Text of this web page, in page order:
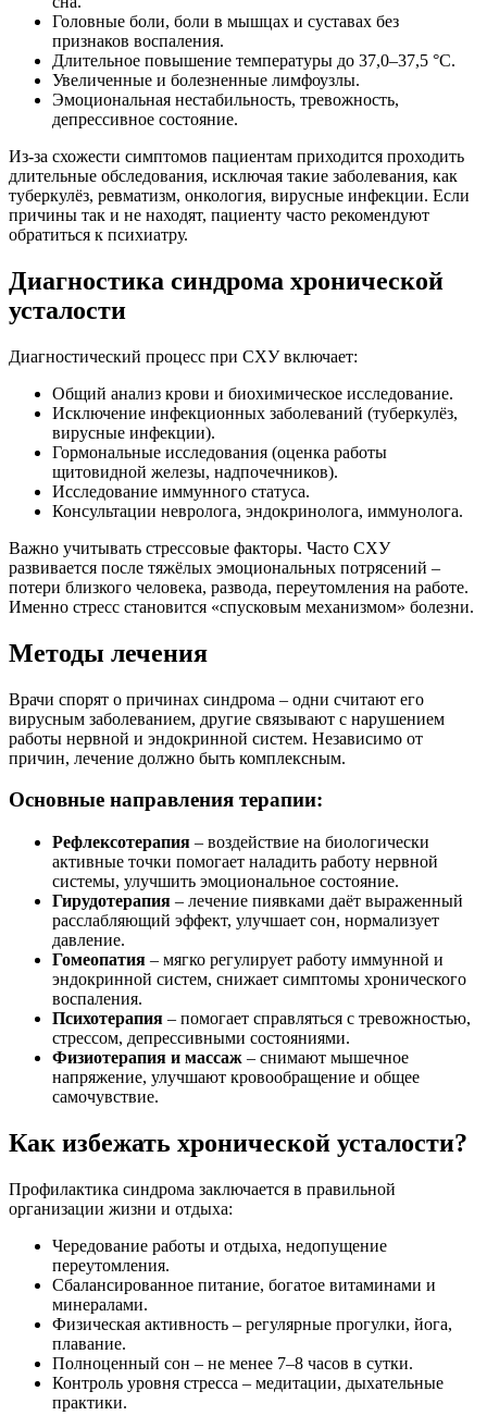
Головные боли, боли в мышцах и суставах без
признаков воспаления.
Длительное повышение температуры до 37,0–37,5 °С.
Увеличенные и болезненные лимфоузлы.
Эмоциональная нестабильность, тревожность,
депрессивное состояние.
Из-за схожести симптомов пациентам приходится проходить
длительные обследования, исключая такие заболевания, как
туберкулёз, ревматизм, онкология, вирусные инфекции. Если
причины так и не находят, пациенту часто рекомендуют
обратиться к психиатру.
Диагностика синдрома хронической
усталости
Диагностический процесс при СХУ включает:
Общий анализ крови и биохимическое исследование.
Исключение инфекционных заболеваний (туберкулёз,
вирусные инфекции).
Гормональные исследования (оценка работы
щитовидной железы, надпочечников).
Исследование иммунного статуса.
Консультации невролога, эндокринолога, иммунолога.
Важно учитывать стрессовые факторы. Часто СХУ
развивается после тяжёлых эмоциональных потрясений –
потери близкого человека, развода, переутомления на работе.
Именно стресс становится «спусковым механизмом» болезни.
Методы лечения
Врачи спорят о причинах синдрома – одни считают его
вирусным заболеванием, другие связывают с нарушением
работы нервной и эндокринной систем. Независимо от
причин, лечение должно быть комплексным.
Основные направления терапии:
Рефлексотерапия – воздействие на биологически
активные точки помогает наладить работу нервной
системы, улучшить эмоциональное состояние.
Гирудотерапия – лечение пиявками даёт выраженный
расслабляющий эффект, улучшает сон, нормализует
давление.
Гомеопатия – мягко регулирует работу иммунной и
эндокринной систем, снижает симптомы хронического
воспаления.
Психотерапия – помогает справляться с тревожностью,
стрессом, депрессивными состояниями.
Физиотерапия и массаж – снимают мышечное
напряжение, улучшают кровообращение и общее
самочувствие.
Как избежать хронической усталости?
Профилактика синдрома заключается в правильной
организации жизни и отдыха:
Чередование работы и отдыха, недопущение
переутомления.
Сбалансированное питание, богатое витаминами и
минералами.
Физическая активность – регулярные прогулки, йога,
плавание.
Полноценный сон – не менее 7–8 часов в сутки.
Контроль уровня стресса – медитации, дыхательные
практики.